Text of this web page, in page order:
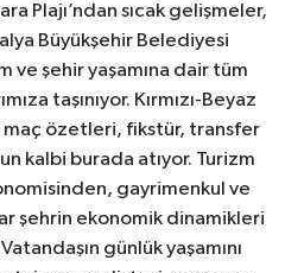
Plajı’ndan sıcak gelişmeler,
Büyükşehir Belediyesi
ve şehir yaşamına dair tüm
taşınıyor. Kırmızı-Beyaz
maç özetleri, fikstür, transfer
kalbi burada atıyor. Turizm
gayrimenkul ve
şehrin ekonomik dinamikleri
günlük yaşamını